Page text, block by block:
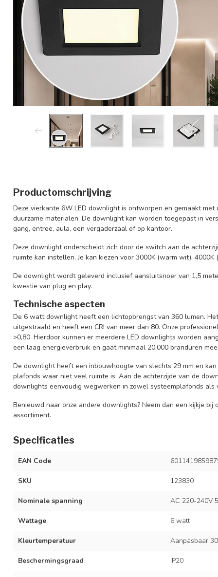
Productomschrijving
Deze vierkante 6W LED downlight is ontworpen en gemaakt met
duurzame materialen. De downlight kan worden toegepastin
gang, entree, aula, een vergaderzaal of op kantoor.
Deze downlight onderscheidt zich door de switch aan de
ruimte kan instellen. Je kan kiezen voor 3000K (warm wit),
De downlight wordt geleverd inclusief aansluitsnoer van 1,5
kwestie van plug en play.
Technische aspecten
De 6 watt downlight heeft een lichtopbrengst van 360 lumen.
uitgestraald en heeft een CRI van meer dan 80. Onze
>0,80. Hierdoor kunnen er meerdere LED downlights worden
een laag energieverbruik en gaat minimaal 20.000 branduren mee.
De downlight heeft een inbouwhoogte van slechts 29 mm en
plafonds waar niet veel ruimte is. Aan de achterzijde van de
downlights eenvoudig wegwerken in zowel systeemplafonds als
Benieuwd naar onze andere downlights? Neem dan een kijkje bij
assortiment.
Specificaties
EAN Code
SKU 123830
Nominale spanning AC 220-240V
Wattage 6 watt
Kleurtemperatuur Aanpasbaar
Beschermingsgraad IP20